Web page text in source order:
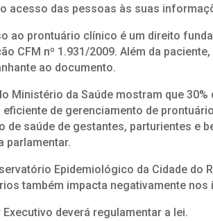
acesso das pessoas às suas
ao prontuário clínico é um direito
CFM nº 1.931/2009. Além da
ao documento.
Ministério da Saúde mostram que
eficiente de gerenciamento de
de saúde de gestantes, parturientes e
parlamentar.
Epidemiológico da Cidade do
também impacta negativamente
Executivo deverá regulamentar a lei.